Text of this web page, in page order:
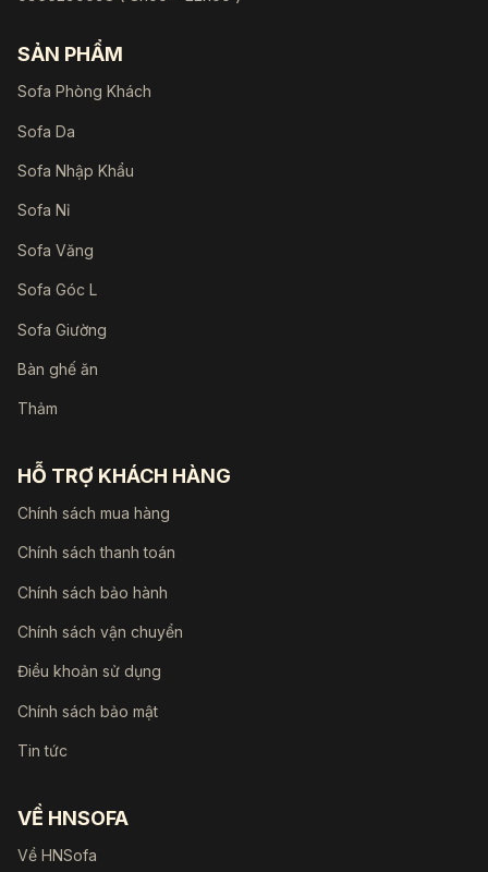
SẢN PHẨM
Sofa Phòng Khách
Sofa Da
Sofa Nhập Khẩu
Sofa Nỉ
Sofa Văng
Sofa Góc L
Sofa Giường
Bàn ghế ăn
Thảm
HỖ TRỢ KHÁCH HÀNG
Chính sách mua hàng
Chính sách thanh toán
Chính sách bảo hành
Chính sách vận chuyển
Điều khoản sử dụng
Chính sách bảo mật
Tin tức
VỀ HNSOFA
Về HNSofa